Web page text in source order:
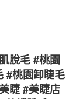
脫毛 #桃園
#桃園卸睫毛
睫 #美睫店